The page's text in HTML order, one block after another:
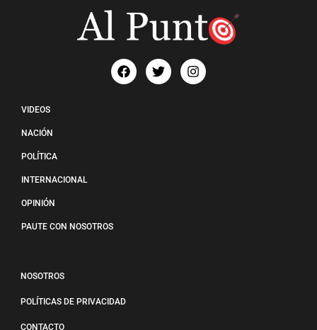
VIDEOS
NACIÓN
POLÍTICA
INTERNACIONAL
OPINIÓN
PAUTE CON NOSOTROS
NOSOTROS
POLÍTICAS DE PRIVACIDAD
CONTACTO